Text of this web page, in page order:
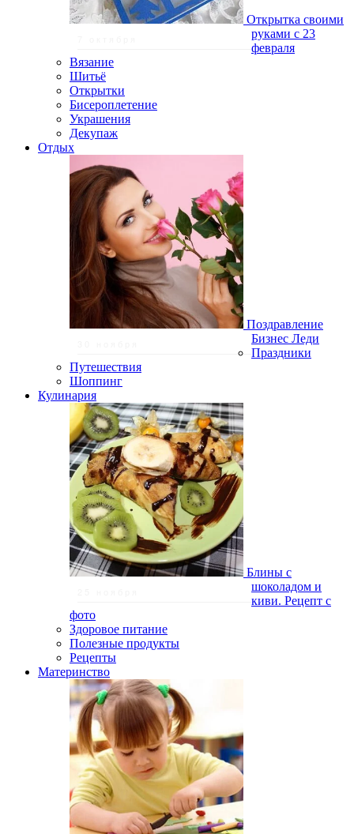
Открытка своими
руками с 23
февраля
Вязание
Шитьё
Открытки
Бисероплетение
Украшения
Декупаж
Отдых
Поздравление
Бизнес Леди
Праздники
Путешествия
Шоппинг
Кулинария
Блины с
шоколадом и
киви. Рецепт с
фото
Здоровое питание
Полезные продукты
Рецепты
Материнство